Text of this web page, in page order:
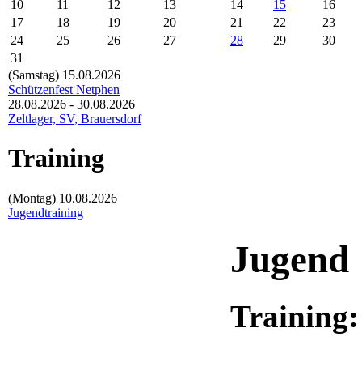
10
11 12 13 14 15
16
17
18 19 20 21 22
23
24
25 26 27 28 29
30
31
(Samstag) 15.08.2026
Schützenfest Netphen
28.08.2026 - 30.08.2026
Zeltlager, SV, Brauersdorf
Training
(Montag) 10.08.2026
Jugendtraining
Jugend